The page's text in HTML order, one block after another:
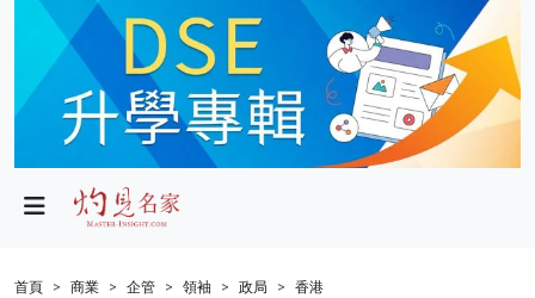
政局
財經
首頁 商業 企管 領袖 政局
香港